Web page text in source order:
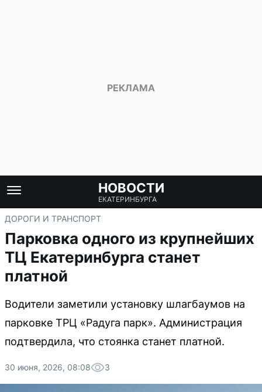
НОВОСТИ
ЕКАТЕРИНБУРГА
ДОРОГИ И ТРАНСПОРТ
Парковка одного из крупнейших
ТЦ Екатеринбурга станет
платной
Водители заметили установку шлагбаумов на
парковке ТРЦ «Радуга парк». Администрация
подтвердила, что стоянка станет платной.
30 июня, 2026, 08:08 3